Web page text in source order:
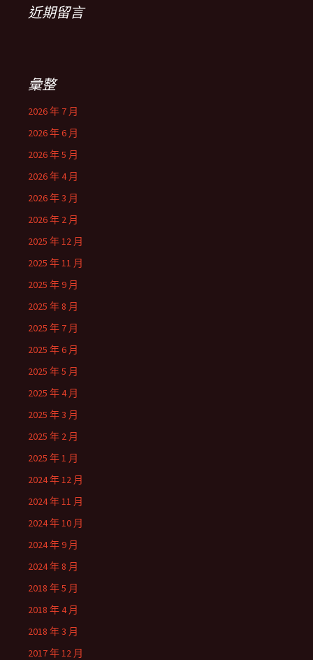
近期留言
彙整
2026 年 7 月
2026 年 6 月
2026 年 5 月
2026 年 4 月
2026 年 3 月
2026 年 2 月
2025 年 12 月
2025 年 11 月
2025 年 9 月
2025 年 8 月
2025 年 7 月
2025 年 6 月
2025 年 5 月
2025 年 4 月
2025 年 3 月
2025 年 2 月
2025 年 1 月
2024 年 12 月
2024 年 11 月
2024 年 10 月
2024 年 9 月
2024 年 8 月
2018 年 5 月
2018 年 4 月
2018 年 3 月
2017 年 12 月